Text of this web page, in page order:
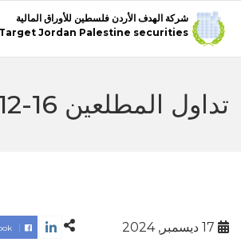
شركة الهدف الأردن فلسطين للأوراق المالية
Target Jordan Palestine securities
تداول المطلعين 16-12-2024